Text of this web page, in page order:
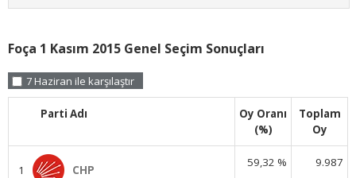
Foça 1 Kasım 2015 Genel Seçim Sonuçları
7 Haziran ile karşılaştır
Parti Adı
Oy Oranı
(%)
Toplam
Oy
1 CHP
59,32 % 9.987